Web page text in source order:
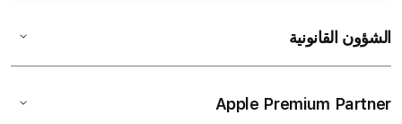
الشؤون القانونية
Apple Premium Partner